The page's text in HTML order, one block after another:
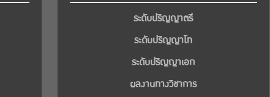
ระดับปริญญาตรี
ระดับปริญญาโท
ระดับปริญญาเอก
ผลงานทางวิชาการ